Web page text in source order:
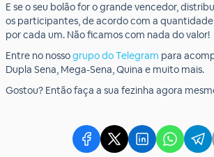
E se o seu bolão for o grande vencedor,
os participantes, de acordo com a
por cada um. Não ficamos com nada do valor!
Entre no nossogrupo do Telegram para
Dupla Sena, Mega-Sena, Quina e muito mais.
Gostou? Então faça a sua fezinha agora